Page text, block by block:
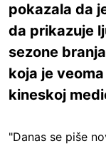
pokazala da
da prikazuje
sezone
koja je
kineskoj
"Danas se piše